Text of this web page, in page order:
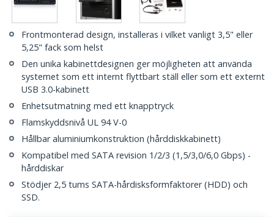
Frontmonterad design, installeras i vilket vanligt 3,5" eller
5,25" fack som helst
Den unika kabinettdesignen ger möjligheten att använda
systemet som ett internt flyttbart ställ eller som ett externt
USB 3.0-kabinett
Enhetsutmatning med ett knapptryck
Flamskyddsnivå UL 94 V-0
Hållbar aluminiumkonstruktion (hårddiskkabinett)
Kompatibel med SATA revision 1/2/3 (1,5/3,0/6,0 Gbps) -
hårddiskar
Stödjer 2,5 tums SATA-hårdisksformfaktorer (HDD) och
SSD.